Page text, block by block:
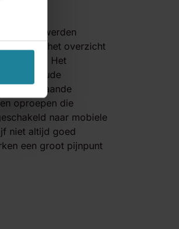
werden
ze snel het overzicht
hadden. Het
van oude
in bestaande
oproepen die
naar mobiele
niet altijd goed
een groot pijnpunt